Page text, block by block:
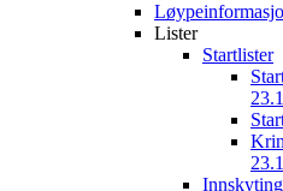
Lister
Startlister